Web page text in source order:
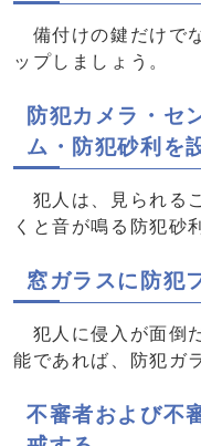
備付けの鍵だけで
ップしましょう。
防犯カメラ・セ
ム・防犯砂利を
犯人は、見られる
くと音が鳴る防犯砂
窓ガラスに防犯
犯人に侵入が面倒
能であれば、防犯ガ
不審者および不